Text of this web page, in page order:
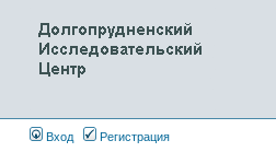
Вход Регистрация